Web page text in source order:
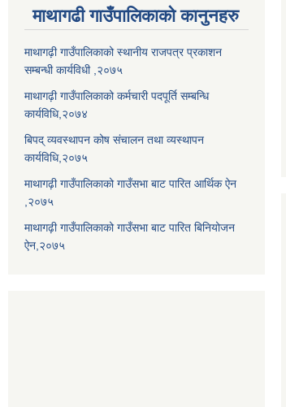
माथागढी गाउँपालिकाको कानुनहरु
माथागढ़ी गाउँपालिकाको स्थानीय राजपत्र प्रकाशन
सम्बन्धी कार्यविधी ,२०७५
माथागढ़ी गाउँपालिकाको कर्मचारी पदपूर्ति सम्बन्धि
कार्यविधि,२०७४
बिपद् व्यवस्थापन कोष संचालन तथा व्यस्थापन
कार्यविधि,२०७५
माथागढ़ी गाउँपालिकाको गाउँसभा बाट पारित आर्थिक ऐन
,२०७५
माथागढ़ी गाउँपालिकाको गाउँसभा बाट पारित बिनियोजन
ऐन,२०७५